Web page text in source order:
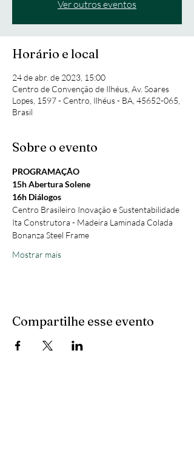
Ver outros eventos
Horário e local
24 de abr. de 2023, 15:00
Centro de Convenção de Ilhéus, Av. Soares
Lopes, 1597 - Centro, Ilhéus - BA, 45652-065,
Brasil
Sobre o evento
PROGRAMAÇÃO
15h Abertura Solene
16h Diálogos
Centro Brasileiro Inovação e Sustentabilidade
Ita Construtora - Madeira Laminada Colada
Bonanza Steel Frame
Mostrar mais
Compartilhe esse evento